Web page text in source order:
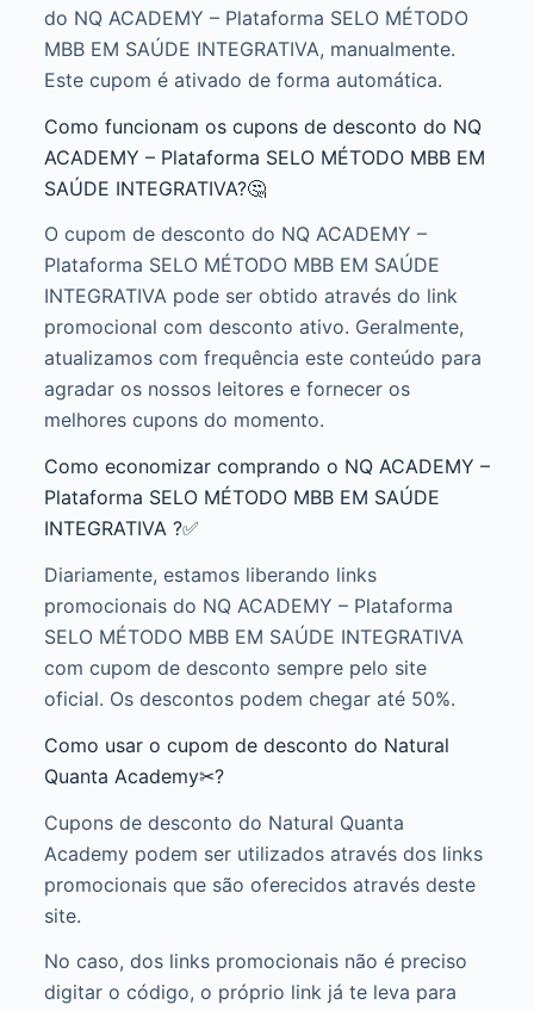
do NQ ACADEMY – Plataforma SELO MÉTODO
MBB EM SAÚDE INTEGRATIVA, manualmente.
Este cupom é ativado de forma automática.
Como funcionam os cupons de desconto do NQ
ACADEMY – Plataforma SELO MÉTODO MBB EM
SAÚDE INTEGRATIVA?🤔
O cupom de desconto do NQ ACADEMY –
Plataforma SELO MÉTODO MBB EM SAÚDE
INTEGRATIVA pode ser obtido através do link
promocional com desconto ativo. Geralmente,
atualizamos com frequência este conteúdo para
agradar os nossos leitores e fornecer os
melhores cupons do momento.
Como economizar comprando o NQ ACADEMY –
Plataforma SELO MÉTODO MBB EM SAÚDE
INTEGRATIVA ?✅
Diariamente, estamos liberando links
promocionais do NQ ACADEMY – Plataforma
SELO MÉTODO MBB EM SAÚDE INTEGRATIVA
com cupom de desconto sempre pelo site
oficial. Os descontos podem chegar até 50%.
Como usar o cupom de desconto do Natural
Quanta Academy✂?
Cupons de desconto do Natural Quanta
Academy podem ser utilizados através dos links
promocionais que são oferecidos através deste
site.
No caso, dos links promocionais não é preciso
digitar o código, o próprio link já te leva para